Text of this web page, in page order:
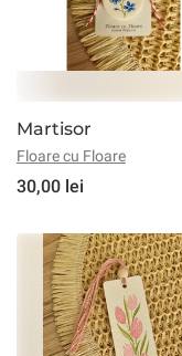
Martisor
Floare cu Floare
30,00 lei